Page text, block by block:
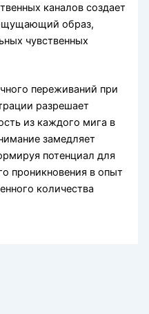
каналов создает
образ,
чувственных
переживаний при
разрешает
из каждого мига в
замедляет
потенциал для
проникновения в опыт
количества